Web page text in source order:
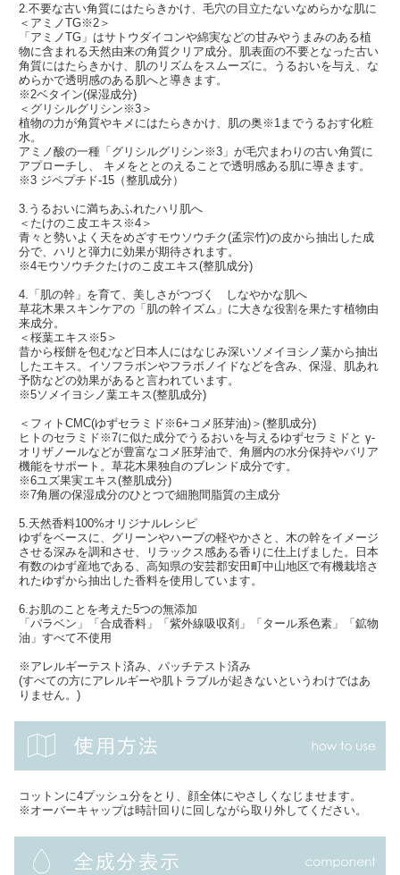
2.不要な古い角質にはたらきかけ、毛穴の目立たないなめらかな肌に
＜アミノTG※2＞
「アミノTG」はサトウダイコンや綿実などの甘みやうまみのある植
物に含まれる天然由来の角質クリア成分。肌表面の不要となった古い
角質にはたらきかけ、肌のリズムをスムーズに。うるおいを与え、な
めらかで透明感のある肌へと導きます。
※2ベタイン(保湿成分)
＜グリシルグリシン※3＞
植物の力が角質やキメにはたらきかけ、肌の奥※1までうるおす化粧
水。
アミノ酸の一種「グリシルグリシン※3」が毛穴まわりの古い角質に
アプローチし、 キメをととのえることで透明感ある肌に導きます。
※3 ジペプチド-15（整肌成分）
3.うるおいに満ちあふれたハリ肌へ
＜たけのこ皮エキス※4＞
青々と勢いよく天をめざすモウソウチク(孟宗竹)の皮から抽出した成
分で、ハリと弾力に効果が期待されます。
※4モウソウチクたけのこ皮エキス(整肌成分)
4.「肌の幹」を育て、美しさがつづく しなやかな肌へ
草花木果スキンケアの「肌の幹イズム」に大きな役割を果たす植物由
来成分。
＜桜葉エキス※5＞
昔から桜餅を包むなど日本人にはなじみ深いソメイヨシノ葉から抽出
したエキス。イソフラボンやフラボノイドなどを含み、保湿、肌あれ
予防などの効果があると言われています。
※5ソメイヨシノ葉エキス(整肌成分)
＜フィトCMC(ゆずセラミド※6+コメ胚芽油)＞(整肌成分)
ヒトのセラミド※7に似た成分でうるおいを与えるゆずセラミドと γ-
オリザノールなどが豊富なコメ胚芽油で、角層内の水分保持やバリア
機能をサポート。草花木果独自のブレンド成分です。
※6ユズ果実エキス(整肌成分)
※7角層の保湿成分のひとつで細胞間脂質の主成分
5.天然香料100%オリジナルレシピ
ゆずをベースに、グリーンやハーブの軽やかさと、木の幹をイメージ
させる深みを調和させ、リラックス感ある香りに仕上げました。日本
有数のゆず産地である、高知県の安芸郡安田町中山地区で有機栽培さ
れたゆずから抽出した香料を使用しています。
6.お肌のことを考えた5つの無添加
「パラベン」「合成香料」「紫外線吸収剤」「タール系色素」「鉱物
油」すべて不使用
※アレルギーテスト済み、パッチテスト済み
(すべての方にアレルギーや肌トラブルが起きないというわけではあ
りません。)
コットンに4プッシュ分をとり、顔全体にやさしくなじませます。
※オーバーキャップは時計回りに回しながら取り外してください。